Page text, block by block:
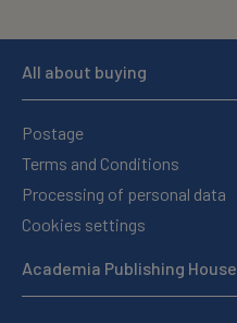
All about buying
Postage
Terms and Conditions
Processing of personal data
Cookies settings
Academia Publishing House